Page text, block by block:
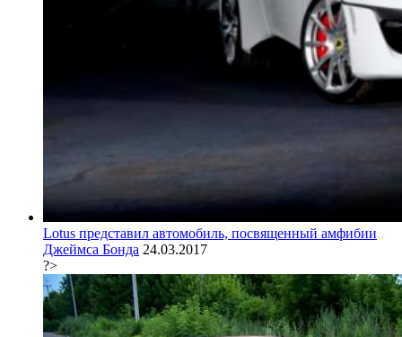
Lotus представил автомобиль, посвященный амфибии
Джеймса Бонда 24.03.2017
?>